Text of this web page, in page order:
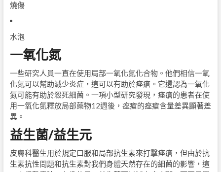
燒傷
水泡
一氧化氮
一些研究人員一直在使用局部一氧化氮化合物。他們相信一氧
化氮可以幫助減少炎症，這可以有助於痤瘡。它還認為一氧化
氮可能有助於殺死細菌。一項小型研究發現，痤瘡的患者在使
用一氧化氮釋放局部藥物12週後，痤瘡的痤瘡含量差異顯著差
異。
益生菌/益生元
皮膚科醫生用於規定口服和局部抗生素來打擊痤瘡，但由於抗
生素抗性問題和抗生素對我們身體天然存在的細菌的影響，這